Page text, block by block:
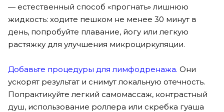
— естественный способ «прогнать» лишнюю
жидкость: ходите пешком не менее 30 минут в
день, попробуйте плавание, йогу или легкую
растяжку для улучшения микроциркуляции.
Добавьте процедуры для лимфодренажа. Они
ускорят результат и снимут локальную отечность.
Попрактикуйте легкий самомассаж, контрастный
душ, использование роллера или скребка гуаша